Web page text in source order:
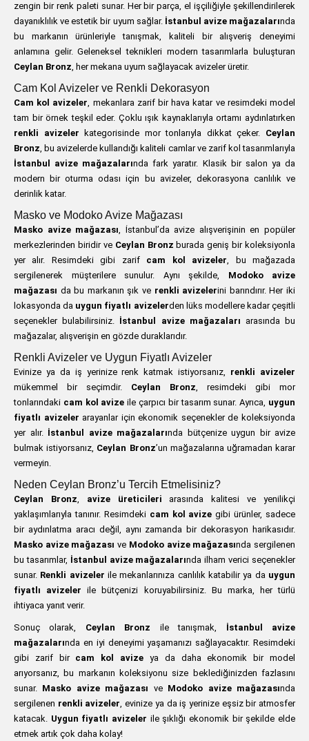
zengin bir renk paleti sunar. Her bir parça, el işçiliğiyle şekillendirilerek
dayanıklılık ve estetik bir uyum sağlar. İstanbul avize mağazalarında
bu markanın ürünleriyle tanışmak, kaliteli bir alışveriş deneyimi
anlamına gelir. Geleneksel teknikleri modern tasarımlarla buluşturan
Ceylan Bronz, her mekana uyum sağlayacak avizeler üretir.
Cam Kol Avizeler ve Renkli Dekorasyon
Cam kol avizeler, mekanlara zarif bir hava katar ve resimdeki model
tam bir örnek teşkil eder. Çoklu ışık kaynaklarıyla ortamı aydınlatırken
renkli avizeler kategorisinde mor tonlarıyla dikkat çeker. Ceylan
Bronz, bu avizelerde kullandığı kaliteli camlar ve zarif kol tasarımlarıyla
İstanbul avize mağazalarında fark yaratır. Klasik bir salon ya da
modern bir oturma odası için bu avizeler, dekorasyona canlılık ve
derinlik katar.
Masko ve Modoko Avize Mağazası
Masko avize mağazası, İstanbul’da avize alışverişinin en popüler
merkezlerinden biridir ve Ceylan Bronz burada geniş bir koleksiyonla
yer alır. Resimdeki gibi zarif cam kol avizeler, bu mağazada
sergilenerek müşterilere sunulur. Aynı şekilde, Modoko avize
mağazası da bu markanın şık ve renkli avizelerini barındırır. Her iki
lokasyonda da uygun fiyatlı avizelerden lüks modellere kadar çeşitli
seçenekler bulabilirsiniz. İstanbul avize mağazaları arasında bu
mağazalar, alışverişin en gözde duraklarıdır.
Renkli Avizeler ve Uygun Fiyatlı Avizeler
Evinize ya da iş yerinize renk katmak istiyorsanız, renkli avizeler
mükemmel bir seçimdir. Ceylan Bronz, resimdeki gibi mor
tonlarındaki cam kol avize ile çarpıcı bir tasarım sunar. Ayrıca, uygun
fiyatlı avizeler arayanlar için ekonomik seçenekler de koleksiyonda
yer alır. İstanbul avize mağazalarında bütçenize uygun bir avize
bulmak istiyorsanız, Ceylan Bronz’un mağazalarına uğramadan karar
vermeyin.
Neden Ceylan Bronz’u Tercih Etmelisiniz?
Ceylan Bronz, avize üreticileri arasında kalitesi ve yenilikçi
yaklaşımlarıyla tanınır. Resimdeki cam kol avize gibi ürünler, sadece
bir aydınlatma aracı değil, aynı zamanda bir dekorasyon harikasıdır.
Masko avize mağazası ve Modoko avize mağazasında sergilenen
bu tasarımlar, İstanbul avize mağazalarında ilham verici seçenekler
sunar. Renkli avizeler ile mekanlarınıza canlılık katabilir ya da uygun
fiyatlı avizeler ile bütçenizi koruyabilirsiniz. Bu marka, her türlü
ihtiyaca yanıt verir.
Sonuç olarak, Ceylan Bronz ile tanışmak, İstanbul avize
mağazalarında en iyi deneyimi yaşamanızı sağlayacaktır. Resimdeki
gibi zarif bir cam kol avize ya da daha ekonomik bir model
arıyorsanız, bu markanın koleksiyonu size beklediğinizden fazlasını
sunar. Masko avize mağazası ve Modoko avize mağazasında
sergilenen renkli avizeler, evinize ya da iş yerinize eşsiz bir atmosfer
katacak. Uygun fiyatlı avizeler ile şıklığı ekonomik bir şekilde elde
etmek artık çok daha kolay!